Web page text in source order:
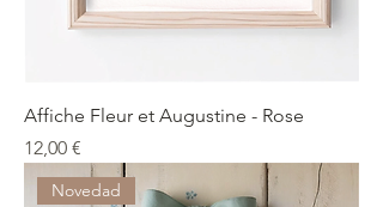
Affiche Fleur et Augustine - Rose
Precio
12,00 €
Novedad